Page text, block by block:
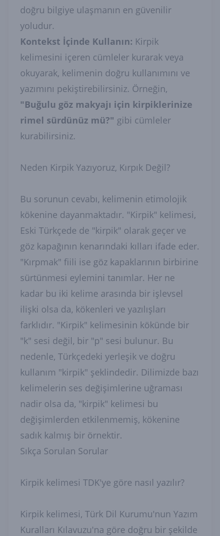
doğru bilgiye ulaşmanın en güvenilir
yoludur.
Kontekst İçinde Kullanın: Kirpik
kelimesini içeren cümleler kurarak veya
okuyarak, kelimenin doğru kullanımını ve
yazımını pekiştirebilirsiniz. Örneğin,
"Buğulu göz makyajı için kirpiklerinize
rimel sürdünüz mü?" gibi cümleler
kurabilirsiniz.
Neden Kirpik Yazıyoruz, Kırpık Değil?
Bu sorunun cevabı, kelimenin etimolojik
kökenine dayanmaktadır. "Kirpik" kelimesi,
Eski Türkçede de "kirpik" olarak geçer ve
göz kapağının kenarındaki kılları ifade eder.
"Kırpmak" fiili ise göz kapaklarının birbirine
sürtünmesi eylemini tanımlar. Her ne
kadar bu iki kelime arasında bir işlevsel
ilişki olsa da, kökenleri ve yazılışları
farklıdır. "Kirpik" kelimesinin kökünde bir
"k" sesi değil, bir "p" sesi bulunur. Bu
nedenle, Türkçedeki yerleşik ve doğru
kullanım "kirpik" şeklindedir. Dilimizde bazı
kelimelerin ses değişimlerine uğraması
nadir olsa da, "kirpik" kelimesi bu
değişimlerden etkilenmemiş, kökenine
sadık kalmış bir örnektir.
Sıkça Sorulan Sorular
Kirpik kelimesi TDK'ye göre nasıl yazılır?
Kirpik kelimesi, Türk Dil Kurumu'nun Yazım
Kuralları Kılavuzu'na göre doğru bir şekilde